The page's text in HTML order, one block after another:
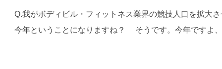
Q.我がボディビル・フィットネス業界の競技人口を拡大
今年ということになりますね？ そうです。今年ですよ